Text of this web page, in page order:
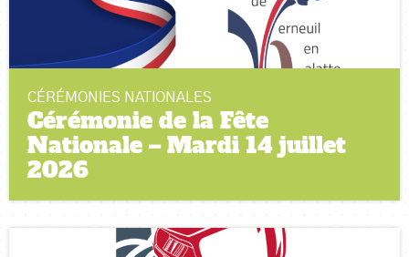
CÉRÉMONIES NATIONALES
Cérémonie de la Fête
Nationale – Mardi 14 juillet
2026